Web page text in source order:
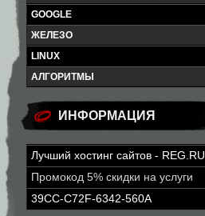
GOOGLE
ЖЕЛЕЗО
LINUX
АЛГОРИТМЫ
ИНФОРМАЦИЯ
Лучший хостинг сайтов - REG.RU
Промокод 5% скидки на услуги
39CC-C72F-6342-560A